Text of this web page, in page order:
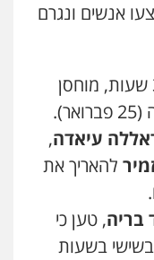
וחקירות
אנשים ונגרם
לאחר ששהה במעצר קרוב ל-36 שעות, מוחסן
הובא לבית משפט השלום בחיפה (25 פברואר).
עיאדה,
להאריך את
בריה, טען כי
בשעות